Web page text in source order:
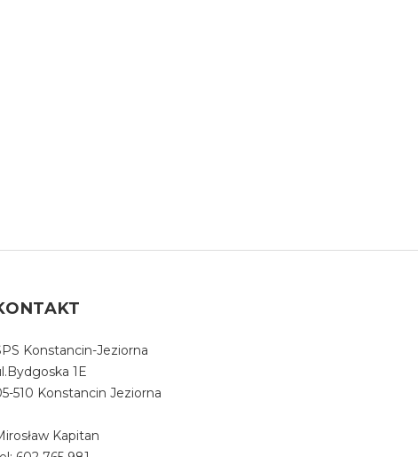
Konstancin-Jeziorna
1E
510 Konstancin Jeziorna
Kapitan